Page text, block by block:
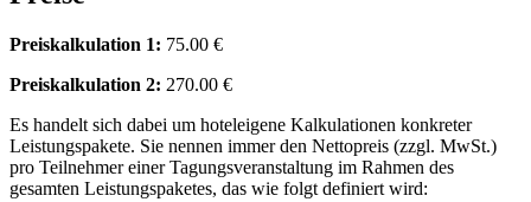
Preiskalkulation 1: 75.00 €
Preiskalkulation 2: 270.00 €
Es handelt sich dabei um hoteleigene Kalkulationen konkreter
Leistungspakete. Sie nennen immer den Nettopreis (zzgl. MwSt.)
pro Teilnehmer einer Tagungsveranstaltung im Rahmen des
gesamten Leistungspaketes, das wie folgt definiert wird: